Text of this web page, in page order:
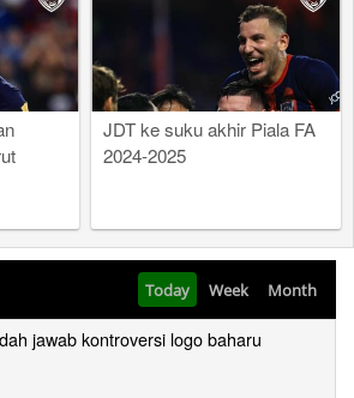
JDT ke suku akhir Piala FA
2024-2025
Today Week Month
jawab kontroversi logo baharu